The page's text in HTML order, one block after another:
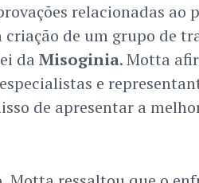
relacionadas ao
de um grupo de
da Misoginia. Motta
e
de apresentar a